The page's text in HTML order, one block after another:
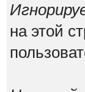
на этой